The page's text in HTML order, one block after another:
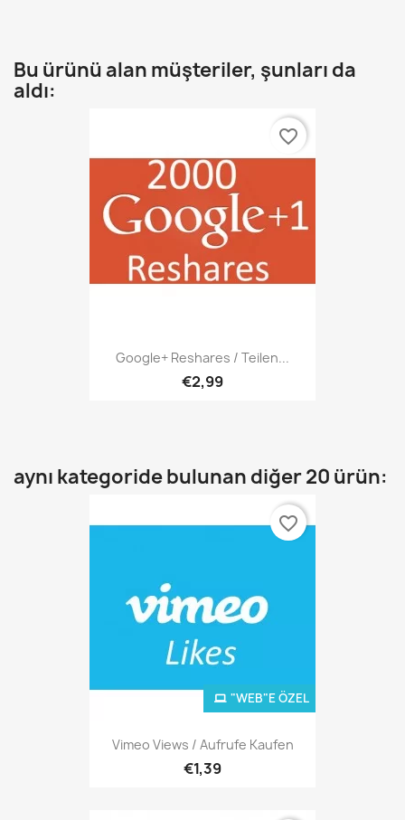
Bu ürünü alan müşteriler, şunları da
aldı:
Google+ Reshares / Teilen...
€2,99
favorite_border
aynı kategoride bulunan diğer 20 ürün:
Vimeo Views / Aufrufe Kaufen
€1,39
"WEB"E ÖZEL
favorite_border